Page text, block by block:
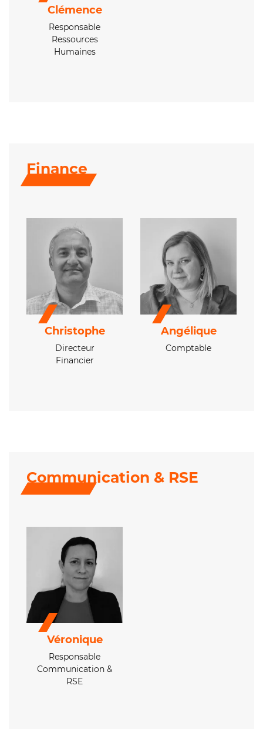
Clémence
Responsable
Ressources
Humaines
Finance
Christophe
Directeur
Financier
Angélique
Comptable
Communication & RSE
Véronique
Responsable
Communication &
RSE